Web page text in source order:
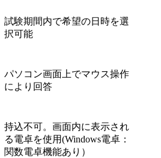
試験期間内で希望の日時を選
択可能
パソコン画面上でマウス操作
により回答
持込不可。画面内に表示され
る電卓を使用(Windows電卓：
関数電卓機能あり）